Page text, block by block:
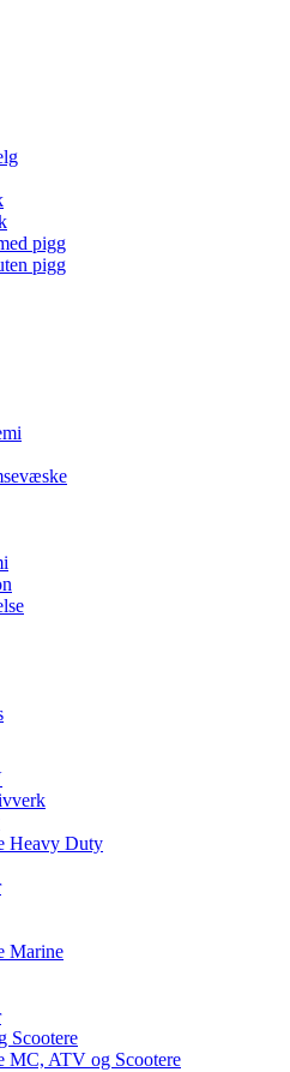
pigg
pigg
Heavy Duty
Marine
Scootere
MC, ATV og Scootere